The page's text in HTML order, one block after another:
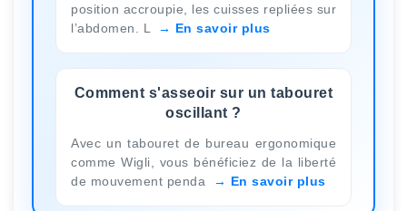
position accroupie, les cuisses repliées sur
l’abdomen. L
En savoir plus
Comment s'asseoir sur un tabouret
oscillant ?
Avec un tabouret de bureau ergonomique
comme Wigli, vous bénéficiez de la liberté
de mouvement penda
En savoir plus